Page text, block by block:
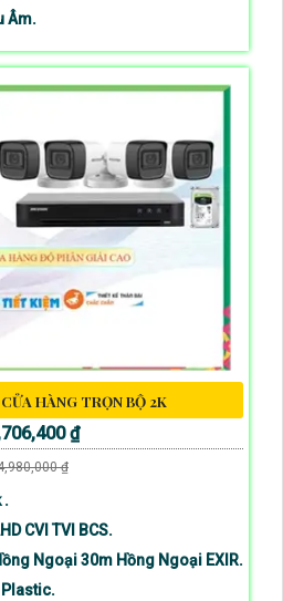
Âm.
HÀNG TRỌN BỘ 2K
₫
₫
.
CVI TVI BCS.
Ngoại 30m Hồng Ngoại EXIR.